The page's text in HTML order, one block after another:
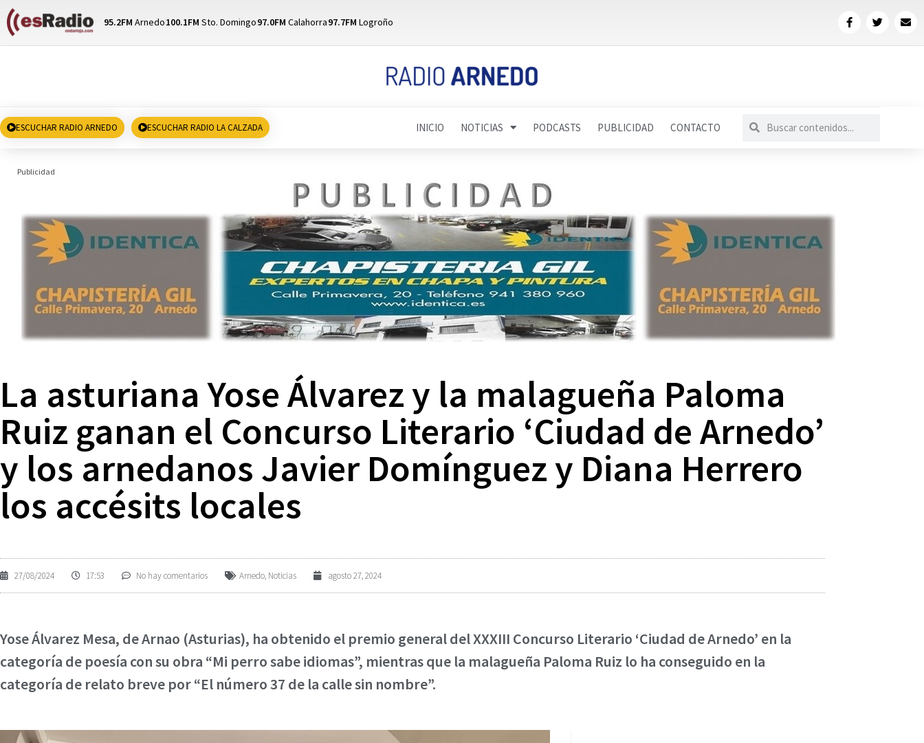
95.2FM Arnedo100.1FM Sto. Domingo97.0FM Calahorra97.7FM Logroño
ESCUCHAR RADIO ARNEDO ESCUCHAR RADIO LA CALZADA INICIO NOTICIAS PODCASTS PUBLICIDAD CONTACTO
Publicidad
La asturiana Yose Álvarez y la malagueña Paloma
Ruiz ganan el Concurso Literario ‘Ciudad de Arnedo’
y los arnedanos Javier Domínguez y Diana Herrero
los accésits locales
27/08/2024 17:53 No hay comentarios Arnedo, Noticias agosto 27, 2024
Yose Álvarez Mesa, de Arnao (Asturias), ha obtenido el premio general del XXXIII Concurso Literario ‘Ciudad de Arnedo’ en la
categoría de poesía con su obra “Mi perro sabe idiomas”, mientras que la malagueña Paloma Ruiz lo ha conseguido en la
categoría de relato breve por “El número 37 de la calle sin nombre”.